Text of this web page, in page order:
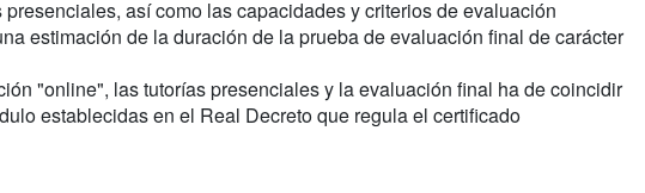
así como las capacidades y criterios de evaluación
estimación de la duración de la prueba de evaluación final de carácter
"online", las tutorías presenciales y la evaluación final ha de coincidir
establecidas en el Real Decreto que regula el certificado